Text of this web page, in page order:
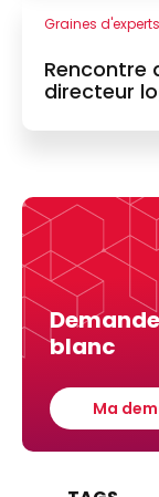
Graines d'experts
Rencontre
directeur
blanc
Ma